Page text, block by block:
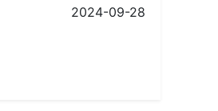
2024-09-28